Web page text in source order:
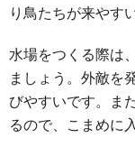
り鳥たちが来やす
水場をつくる際は
ましょう。外敵を
びやすいです。ま
るので、こまめに